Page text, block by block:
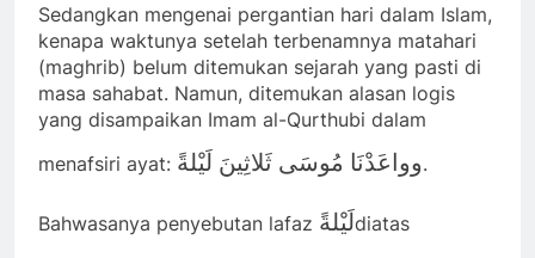
Sedangkan mengenai pergantian hari dalam Islam,
kenapa waktunya setelah terbenamnya matahari
(maghrib) belum ditemukan sejarah yang pasti di
masa sahabat. Namun, ditemukan alasan logis
yang disampaikan Imam al-Qurthubi dalam
menafsiri ayat: وواعَدْنَا مُوسَى ثَلاثِينَ لَيْلةً.
Bahwasanya penyebutan lafaz لَيْلةًdiatas